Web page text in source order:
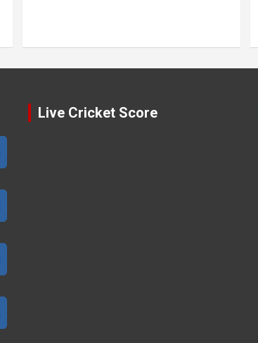
Live Cricket Score